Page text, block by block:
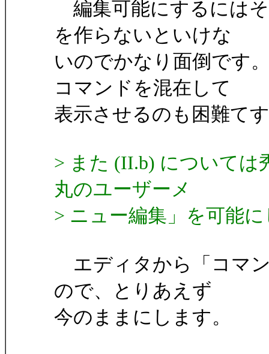
編集可能にするには
を作らないといけな
いのでかなり面倒です
コマンドを混在して
表示させるのも困難て
> また (II.b) については
丸のユーザーメ
> ニュー編集」を可能
エディタから「コマ
ので、とりあえず
今のままにします。